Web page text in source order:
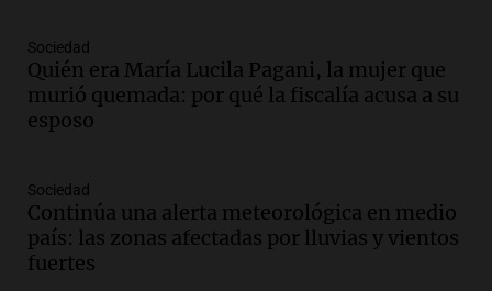
ayuda por problemas de fertilidad y la
ostentación de millonarios
Amamos Argentina
Episodios
avanza con testimonios clave sobre el
accidente en Villa Dolores
Panorama Federal
Episodios
Sociedad
Quién era María Lucila Pagani, la mujer que
murió quemada: por qué la fiscalía acusa a su
esposo
Sociedad
Continúa una alerta meteorológica en medio
país: las zonas afectadas por lluvias y vientos
fuertes